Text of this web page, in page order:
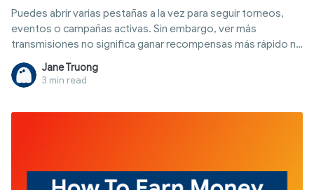
Puedes abrir varias pestañas a la vez para seguir torneos,
eventos o campañas activas. Sin embargo, ver más
transmisiones no significa ganar recompensas más rápido ni
explicamos si es posible ver varios streams de Twitch para
drops, cómo calcula la plataforma el tiempo de
Jane Truong
3 min read